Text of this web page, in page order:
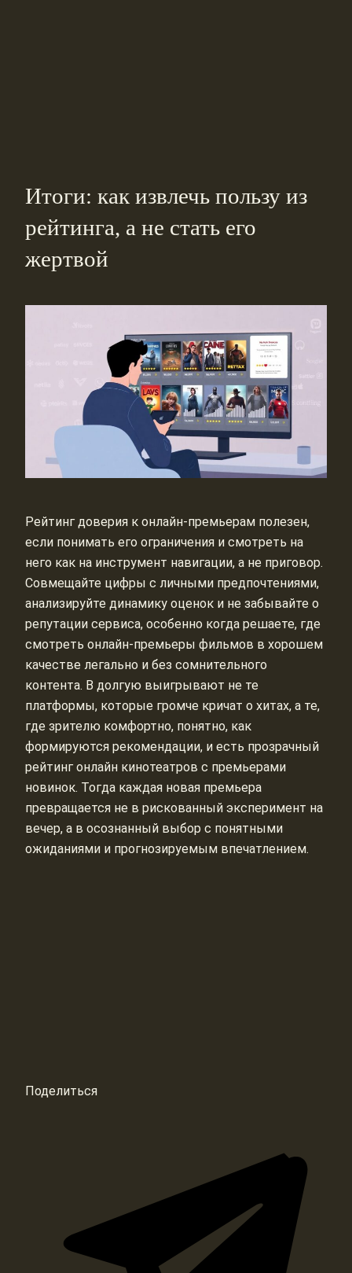
Итоги: как извлечь пользу из
рейтинга, а не стать его
жертвой
Рейтинг доверия к онлайн-премьерам полезен,
если понимать его ограничения и смотреть на
него как на инструмент навигации, а не приговор.
Совмещайте цифры с личными предпочтениями,
анализируйте динамику оценок и не забывайте о
репутации сервиса, особенно когда решаете, где
смотреть онлайн-премьеры фильмов в хорошем
качестве легально и без сомнительного
контента. В долгую выигрывают не те
платформы, которые громче кричат о хитах, а те,
где зрителю комфортно, понятно, как
формируются рекомендации, и есть прозрачный
рейтинг онлайн кинотеатров с премьерами
новинок. Тогда каждая новая премьера
превращается не в рискованный эксперимент на
вечер, а в осознанный выбор с понятными
ожиданиями и прогнозируемым впечатлением.
Поделиться